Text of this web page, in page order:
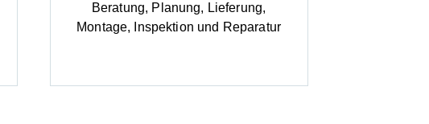
Beratung, Planung, Lieferung,
Montage, Inspektion und Reparatur